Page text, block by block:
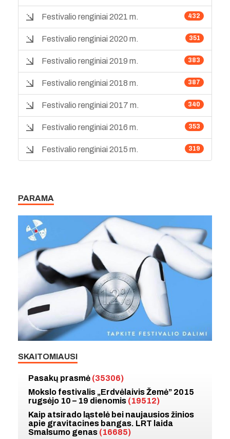
432
Festivalio renginiai 2021 m.
351
Festivalio renginiai 2020 m.
383
Festivalio renginiai 2019 m.
387
Festivalio renginiai 2018 m.
340
Festivalio renginiai 2017 m.
353
Festivalio renginiai 2016 m.
319
Festivalio renginiai 2015 m.
PARAMA
SKAITOMIAUSI
Pasakų prasmė (35306)
Mokslo festivalis „Erdvėlaivis Žemė” 2015
rugsėjo 10 – 19 dienomis (19512)
Kaip atsirado ląstelė bei naujausios žinios
apie gravitacines bangas. LRT laida
Smalsumo genas (16685)